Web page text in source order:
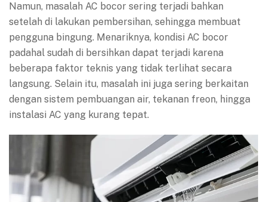
Namun, masalah AC bocor sering terjadi bahkan
setelah di lakukan pembersihan, sehingga membuat
pengguna bingung. Menariknya, kondisi AC bocor
padahal sudah di bersihkan dapat terjadi karena
beberapa faktor teknis yang tidak terlihat secara
langsung. Selain itu, masalah ini juga sering berkaitan
dengan sistem pembuangan air, tekanan freon, hingga
instalasi AC yang kurang tepat.